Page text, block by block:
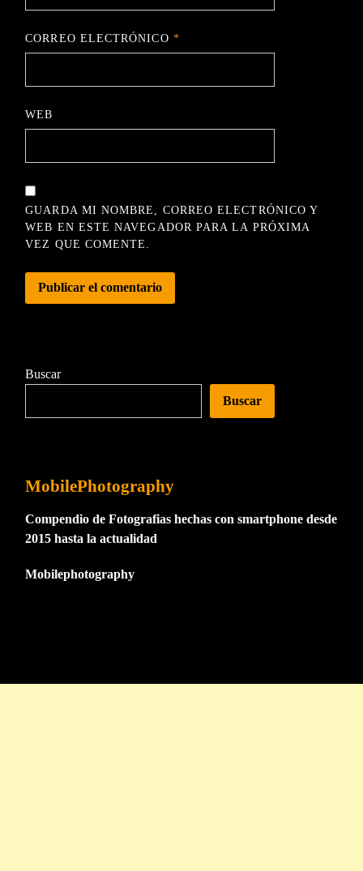
CORREO ELECTRÓNICO *
WEB
GUARDA MI NOMBRE, CORREO ELECTRÓNICO Y
WEB EN ESTE NAVEGADOR PARA LA PRÓXIMA
VEZ QUE COMENTE.
Buscar
Buscar
MobilePhotography
Compendio de Fotografias hechas con smartphone desde
2015 hasta la actualidad
Mobilephotography